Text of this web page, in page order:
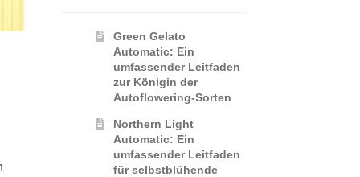
Green Gelato
Automatic: Ein
umfassender Leitfaden
zur Königin der
Autoflowering‑Sorten
Northern Light
Automatic: Ein
umfassender Leitfaden
für selbstblühende